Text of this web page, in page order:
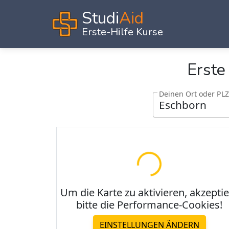
StudiAid
Erste-Hilfe Kurse
Deinen Ort oder PLZ
Um die Karte zu aktivieren,
bitte die Performance-Cookies!
EINSTELLUNGEN ÄNDERN